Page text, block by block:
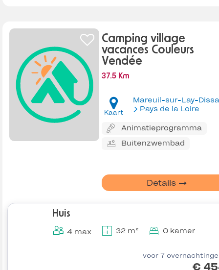
Camping village
vacances Couleurs
Vendée
37.5 Km
Kaart
Mareuil-sur-Lay-
Pays de la Loire
Animatieprogramma
Buitenzwembad
Details
Huis
4 max 32 m² 0 kamer
voor 7
€